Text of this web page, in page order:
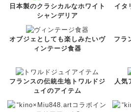
日本製のクラシカルなホワイト
シャンデリア
イタ
オブジェとしても楽しみたいヴ
ィンテージ食器
フラ
フランスの伝統生地トワルドジ
ュイのアイテム
人気